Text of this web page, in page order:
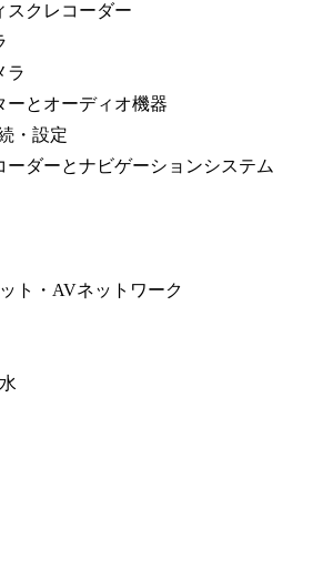
クレコーダー
ラ
とオーディオ機器
・設定
ダーとナビゲーションシステム
ト・AVネットワーク